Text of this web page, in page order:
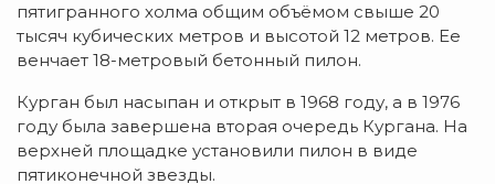
пятигранного холма общим объёмом свыше 20
тысяч кубических метров и высотой 12 метров. Ее
венчает 18-метровый бетонный пилон.
Курган был насыпан и открыт в 1968 году, а в 1976
году была завершена вторая очередь Кургана. На
верхней площадке установили пилон в виде
пятиконечной звезды.